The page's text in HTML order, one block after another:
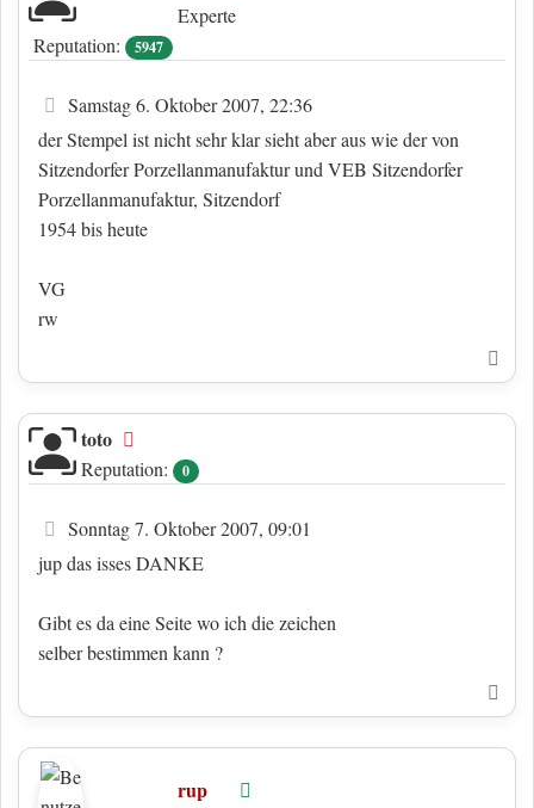
Experte
Reputation:
5947
Beitrag
Samstag 6. Oktober 2007, 22:36
der Stempel ist nicht sehr klar sieht aber aus wie der von
Sitzendorfer Porzellanmanufaktur und VEB Sitzendorfer
Porzellanmanufaktur, Sitzendorf
1954 bis heute
VG
rw
toto
Reputation: 0
Beitrag
Sonntag 7. Oktober 2007, 09:01
jup das isses DANKE
Gibt es da eine Seite wo ich die zeichen
selber bestimmen kann ?
rup